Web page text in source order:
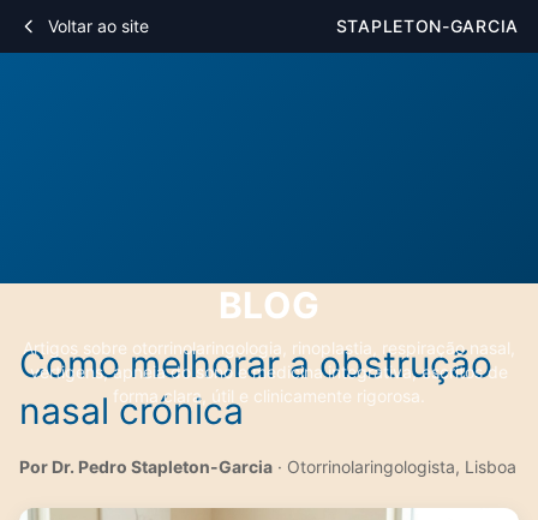
Voltar ao site STAPLETON-GARCIA
BLOG
Artigos sobre otorrinolaringologia, rinoplastia, respiração nasal,
vertigens, apneia do sono e medicina integrativa, escritos de
forma clara, útil e clinicamente rigorosa.
Como melhorar a obstrução
nasal crónica
Por Dr. Pedro Stapleton-Garcia · Otorrinolaringologista, Lisboa